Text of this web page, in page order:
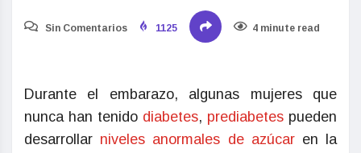
Sin Comentarios 1125 4 minute read
Durante el embarazo, algunas mujeres que
nunca han tenido diabetes, prediabetes pueden
desarrollar niveles anormales de azúcaren la